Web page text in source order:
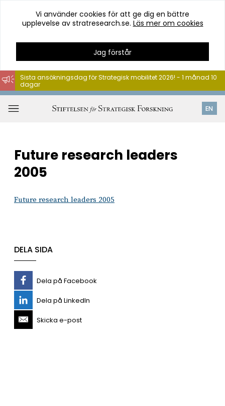
Hoppa
till
innehåll
Vi använder cookies för att ge dig en bättre
upplevelse av stratresearch.se. Läs mer om cookies
Jag förstår
EN
Sista ansökningsdag för Strategisk mobilitet 2026! - 1 månad 10
dagar
Future research leaders
2005
Future research leaders 2005
DELA SIDA
Dela på Facebook
Dela på LinkedIn
Skicka e-post